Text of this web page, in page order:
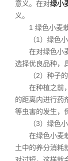
意义。在对绿小
义。
1 绿色小麦
（1）绿色
在对绿色小
选择优良品种，
（2）种子
在种植之前
的距离内进行药
等虫害的发生，
（3）绿色
在绿色小麦
土中的养分消耗